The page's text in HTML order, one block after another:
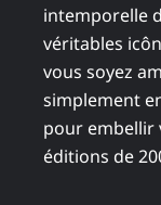
intemporelle
véritables
vous soyez
simplement
pour embellir
éditions de